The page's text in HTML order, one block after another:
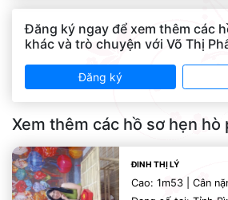
Đăng ký ngay để xem thêm các
khác và trò chuyện với Võ Thị
Đăng ký
Xem thêm các hồ sơ hẹn hò
ĐINH THỊ LÝ
Cao: 1m53 | Cân